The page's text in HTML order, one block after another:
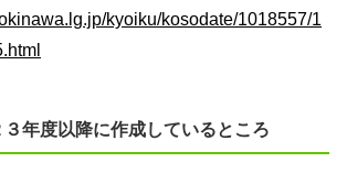
kyoiku/kosodate/1018557/1
度以降に作成しているところ